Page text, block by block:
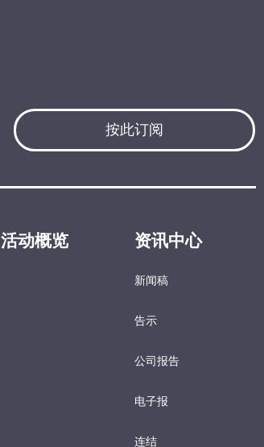
按此订阅
活动概览 资讯中心
新闻稿
告示
公司报告
电子报​
连结